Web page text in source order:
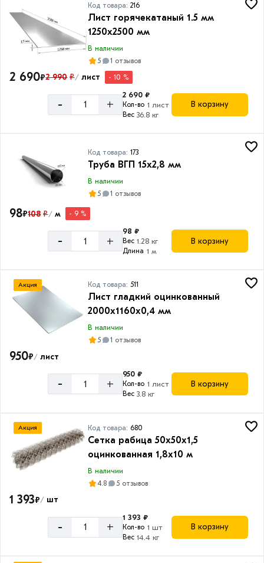
Товаров
по
акции:
Уголок
неравнополочный
Товаров
равнополочный
Товаров
39
по
акции:
Труба
водогазопроводная
Товаров
по
акции:
Товаров
по
акции:
32
круглая
Код товара:216
Лист горячекатаный 1.5 мм
1250х2500 мм
В наличии
5
1 отзывов
2 690₽2 990 ₽/ лист - 10 %
- +
2 690 ₽
Кол-во 1 лист
Вес 36.8 кг
В корзину
Код товара: 173
Труба ВГП 15х2,8 мм
В наличии
5
1 отзывов
98₽108 ₽/ м - 9 %
- +
98 ₽
Вес 1.28 кг
Длина 1 м
В корзину
Акция Код товара: 511
Лист гладкий оцинкованный
2000х1160х0,4 мм
В наличии
5
1 отзывов
950₽/ лист
- +
950 ₽
Кол-во 1 лист
Вес 3.8 кг
В корзину
Акция Код товара: 680
Сетка рабица 50х50х1,5
оцинкованная 1,8х10 м
В наличии
4.8
5 отзывов
1 393₽/ шт
- +
1 393 ₽
Кол-во 1 шт
Вес 14.4 кг
В корзину